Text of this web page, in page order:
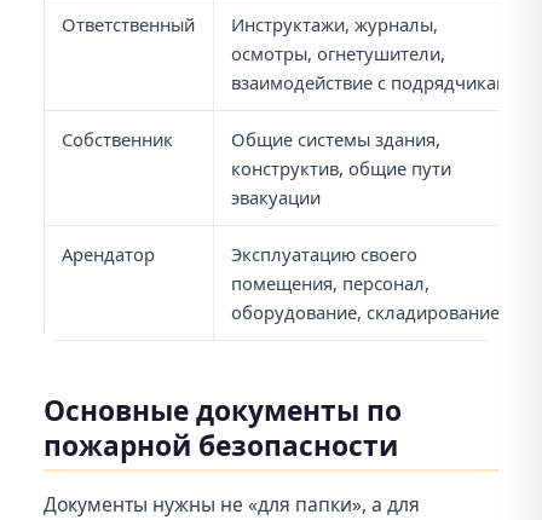
Ответственный
Инструктажи, журналы,
осмотры, огнетушители,
взаимодействие с подрядчиками
Собственник
Общие системы здания,
конструктив, общие пути
эвакуации
Арендатор
Эксплуатацию своего
помещения, персонал,
оборудование, складирование
Основные документы по
пожарной безопасности
Документы нужны не «для папки», а для